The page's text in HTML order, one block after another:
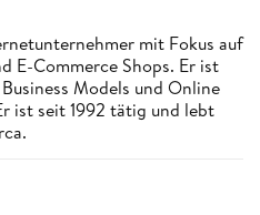
mit Fokus auf
E-Commerce Shops. Er ist
Models und Online
ist seit 1992 tätig und lebt